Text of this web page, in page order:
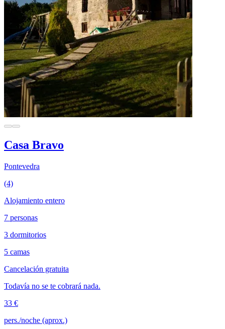
Casa Bravo
Pontevedra
(4)
Alojamiento entero
7 personas
3 dormitorios
5 camas
Cancelación gratuita
Todavía no se te cobrará nada.
33 €
pers./noche (aprox.)